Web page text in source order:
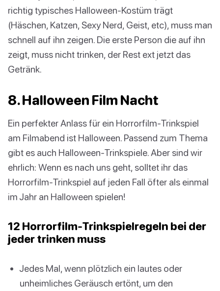
richtig typisches Halloween-Kostüm trägt
(Häschen, Katzen, Sexy Nerd, Geist, etc), muss man
schnell auf ihn zeigen. Die erste Person die auf ihn
zeigt, muss nicht trinken, der Rest ext jetzt das
Getränk.
8. Halloween Film Nacht
Ein perfekter Anlass für ein Horrorfilm-Trinkspiel
am Filmabend ist Halloween. Passend zum Thema
gibt es auch Halloween-Trinkspiele. Aber sind wir
ehrlich: Wenn es nach uns geht, solltet ihr das
Horrorfilm-Trinkspiel auf jeden Fall öfter als einmal
im Jahr an Halloween spielen!
12 Horrorfilm-Trinkspielregeln bei der
jeder trinken muss
Jedes Mal, wenn plötzlich ein lautes oder
unheimliches Geräusch ertönt, um den